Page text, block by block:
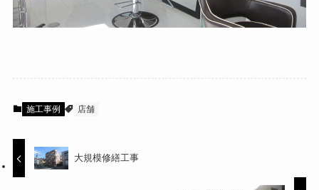
施工事例 店舗
大規模修繕工事